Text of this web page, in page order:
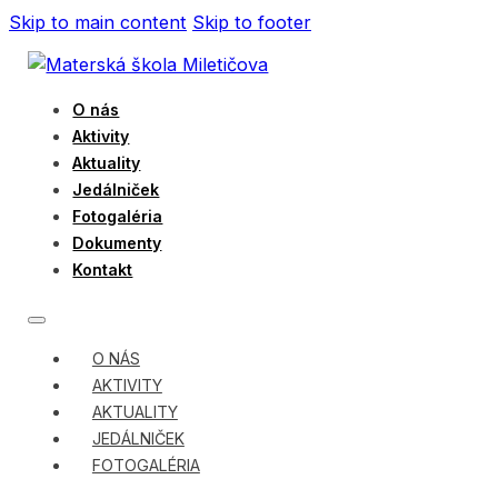
Skip to main content Skip to footer
O nás
Aktivity
Aktuality
Jedálniček
Fotogaléria
Dokumenty
Kontakt
O NÁS
AKTIVITY
AKTUALITY
JEDÁLNIČEK
FOTOGALÉRIA